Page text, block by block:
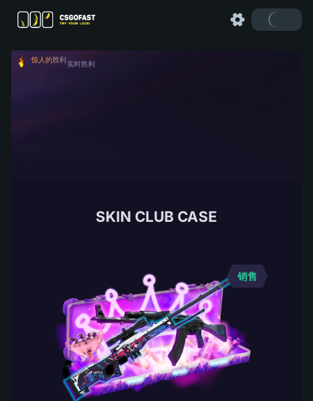
惊人的胜利
实时胜利
SKIN CLUB CASE
销售